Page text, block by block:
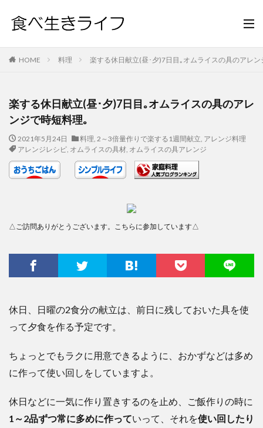
HOME 料理 楽する休日献立(昼･夕)7日目｡オムライスの具のアレン
楽する休日献立(昼･夕)7日目｡オムライスの具のアレ
ンジで時短料理｡
2021年5月24日 料理, 2～3倍量作りで楽する1週間献立, アレンジ料理
アレンジレシピ, オムライスの具材, オムライスの具アレンジ
△ご訪問ありがとうございます。こちらに参加しています△
休日、日曜の2食分の献立は、前日に残しておいた具を使
って夕食を作る予定です。
ちょっとでもラクに用意できるように、おかずなどは多め
に作って使い回しをしていますよ。
休日などに一気に作り置きするのを止め、ご飯作りの時に
1～2品ずつ常に多めに作っていって、それを使い回したり